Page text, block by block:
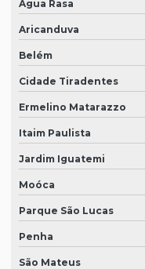
Água Rasa
Aricanduva
Belém
Cidade Tiradentes
Ermelino Matarazzo
Itaim Paulista
Jardim Iguatemi
Moóca
Parque São Lucas
Penha
São Mateus